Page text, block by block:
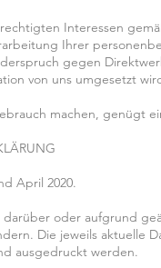
Interessen
Ihrer
gegen
von uns umgesetzt
machen, genügt
April 2020.
oder aufgrund
Die jeweils aktuelle
ausgedruckt werden.